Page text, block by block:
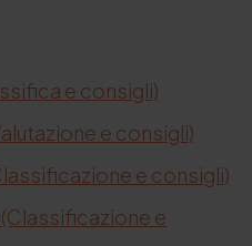
e consigli)
e consigli)
e consigli)
e